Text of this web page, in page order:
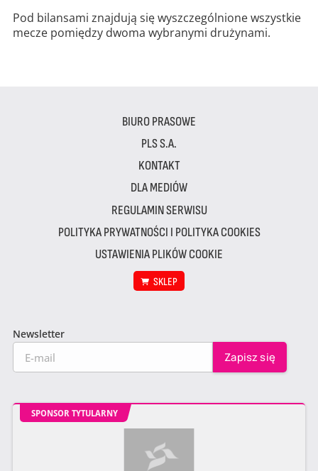
Pod bilansami znajdują się wyszczególnione wszystkie
mecze pomiędzy dwoma wybranymi drużynami.
BIURO PRASOWE
PLS S.A.
KONTAKT
DLA MEDIÓW
REGULAMIN SERWISU
POLITYKA PRYWATNOŚCI I POLITYKA COOKIES
USTAWIENIA PLIKÓW COOKIE
SKLEP
Newsletter
SPONSOR TYTULARNY